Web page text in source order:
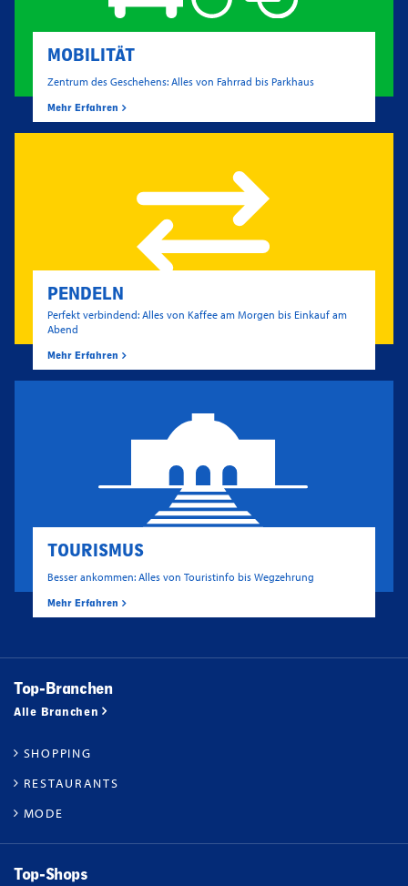
MOBILITÄT
Zentrum des Geschehens: Alles von Fahrrad bis Parkhaus
Mehr Erfahren
PENDELN
Perfekt verbindend: Alles von Kaffee am Morgen bis Einkauf am
Abend
Mehr Erfahren
TOURISMUS
Besser ankommen: Alles von Touristinfo bis Wegzehrung
Mehr Erfahren
Top-Branchen
Alle Branchen
SHOPPING
RESTAURANTS
MODE
Top-Shops